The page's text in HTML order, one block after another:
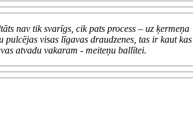
nav tik svarīgs, cik pats process – uz ķermeņa
pulcējas visas līgavas draudzenes, tas ir kaut kas
atvadu vakaram - meiteņu ballītei.